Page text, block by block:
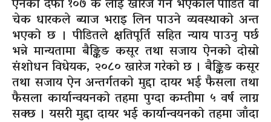
ऐनको दफा १०७ क लाई खारेज गर्ने भएकाले पीडित वा
चेक धारकलेब्याज भराइ लिन पाउने व्यवस्थाको अन्त
भएको छ । पीडितले क्षतिपूर्ति सहित न्याय पाउनु पर्छ
भन्ने मान्यतामा बैङ्किङ कसूर तथा सजाय ऐनको दोस्रो
संशोधन विधेयक, २०८० खारेज गरेको छ । बैङ्किङ कसूर
तथा सजाय ऐन अन्तर्गतको मुद्दा दायर भई फैसला तथा
फैसला कार्यान्वयनको तहमा पुग्दा कम्तीमा ५ वर्ष लाग्न
सक्छ । यसरी मुद्दा दायर भई कार्यान्वयनको तहमा जाँदा